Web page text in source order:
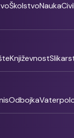
ŠkolstvoNauka
Književnost
Odbojka